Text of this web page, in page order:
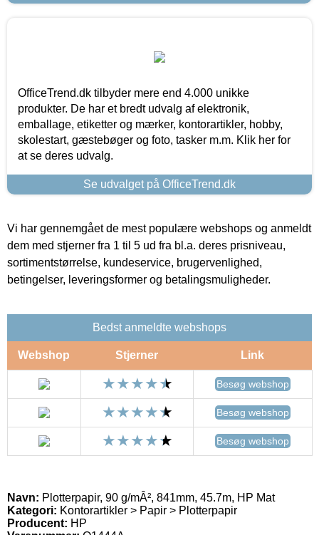
OfficeTrend.dk tilbyder mere end 4.000 unikke
produkter. De har et bredt udvalg af elektronik,
emballage, etiketter og mærker, kontorartikler, hobby,
skolestart, gæstebøger og foto, tasker m.m. Klik her for
at se deres udvalg.
Se udvalget på OfficeTrend.dk
Vi har gennemgået de mest populære webshops og anmeldt
dem med stjerner fra 1 til 5 ud fra bl.a. deres prisniveau,
sortimentstørrelse, kundeservice, brugervenlighed,
betingelser, leveringsformer og betalingsmuligheder.
Bedst anmeldte webshops
Webshop Stjerner Link
Besøg webshop
Besøg webshop
Besøg webshop
Navn: Plotterpapir, 90 g/mÂ², 841mm, 45.7m, HP Mat
Kategori: Kontorartikler > Papir > Plotterpapir
Producent: HP